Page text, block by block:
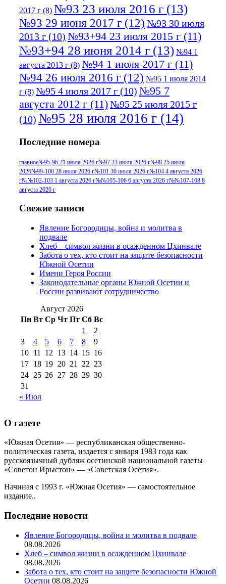
2017 г (8) №93 23 июля 2016 г (13)
№93 29 июня 2017 г (12) №93 30 июля
2013 г (10) №93+94 23 июля 2015 г (11)
№93+94 28 июня 2014 г (13) №94 1
августа 2013 г (8) №94 1 июля 2017 г (11)
№94 26 июля 2016 г (12) №95 1 июля 2014
г (8) №95 4 июля 2017 г (10) №95 7
августа 2012 г (11)№95 25 июля 2015 г
(10) №95 28 июля 2016 г (14)
июля 2017 г(11)№96 9 августа 2012
г(13) №96 28 июля 2015 г(9) №96+97 3
июля 2014 г(10)№96+97 30 июля
2016 г(13)
июля 2017 г
2012 г
(15)
№97 30 июля 2015 г
(15)№98 1 августа 2015 г
августа 2016 г(10)№98 5 июля 2014 г(10)
№98 8 августа 2013 г
августа 2012 г(14) №98+99 11 июля
2017 г(9)
№99 4 августа
2016 г(12) №99 8 июля 2014 г
августа 2012 г(11)
августа 2013 г
(12)
Последние номера
главное№95-96 21 июля 2026 г№97 23 июля 2026 г№98 25 июля
2026№99-100 28 июля 2026 г№101 30 июля 2026 г№104 4 августа 2026
г№№102-103 1 августа 2026 г№№105-106 6 августа 2026 г№№107-108 8
августа 2026 г
Свежие записи
Явление Богородицы, война и молитва в
подвале
Хлеб – символ жизни в осажденном Цхинвале
Забота о тех, кто стоит на защите безопасности
Южной Осетии
Имени Героя России
Законодательные органы Южной Осетии и
России развивают сотрудничество
Август 2026
Пн Вт Ср Чт Пт Сб Вс
1
2
3
4 5 6 7 8
9
10 11 12 13 14 15 16
17 18 19 20 21 22 23
24 25 26 27 28 29 30
31
« Июл
О газете
«Южная Осетия» — республиканская общественно-
политическая газета, издается с января 1983 года как
русскоязычный дубляж осетинской национальной газеты
«Советон Ирыстон» — «Советская Осетия».
Начиная с 1993 г. «Южная Осетия» — самостоятельное
издание..
Последние новости
Явление Богородицы, война и молитва в подвале
08.08.2026
Хлеб – символ жизни в осажденном Цхинвале
08.08.2026
Забота о тех, кто стоит на защите безопасности Южной
Осетии 08.08.2026